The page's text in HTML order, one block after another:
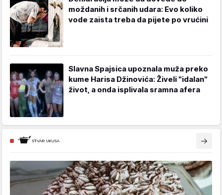
moždanih i srčanih udara: Evo koliko
vode zaista treba da pijete po vrućini
Slavna Spajsica upoznala muža preko
kume Harisa Džinovića: Živeli "idalan"
život, a onda isplivala sramna afera